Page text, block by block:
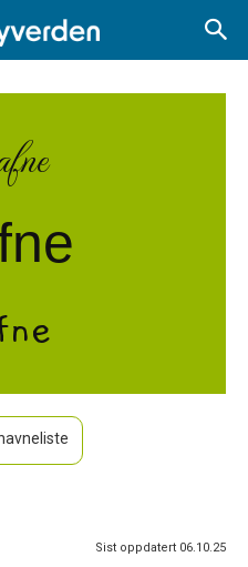
Sist oppdatert 06.10.25